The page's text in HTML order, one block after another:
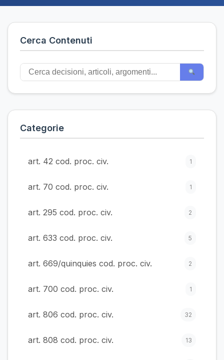
Cerca Contenuti
Categorie
art. 42 cod. proc. civ. 1
art. 70 cod. proc. civ. 1
art. 295 cod. proc. civ. 2
art. 633 cod. proc. civ. 5
art. 669/quinquies cod. proc. civ. 2
art. 700 cod. proc. civ. 1
art. 806 cod. proc. civ. 32
art. 808 cod. proc. civ. 13